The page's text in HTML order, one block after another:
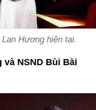
Hương hiện tại.
NSND Bùi Bài